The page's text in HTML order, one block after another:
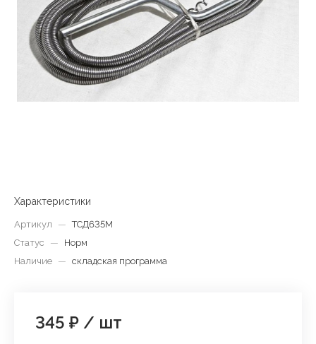
Характеристики
Артикул — ТСД635М
Статус
—
Норм
Наличие — складская программа
345 ₽ / шт